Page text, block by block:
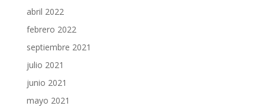
abril 2022
febrero 2022
septiembre 2021
julio 2021
junio 2021
mayo 2021